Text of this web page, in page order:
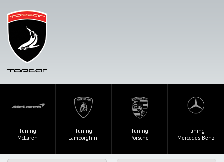
Tuning
McLaren
Tuning
Lamborghini
Tuning
Porsche
Tuning
Mercedes Benz